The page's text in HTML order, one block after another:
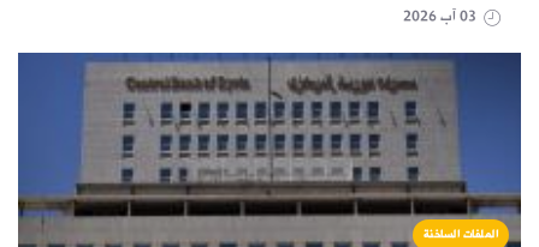
الملفات الساخنة